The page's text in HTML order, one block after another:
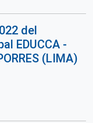
del
EDUCCA -
(LIMA)